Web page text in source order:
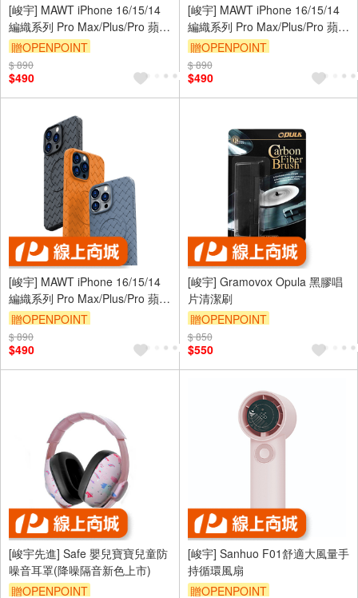
[峻宇] MAWT iPhone 16/15/14
編織系列 Pro Max/Plus/Pro 蘋果
奢華磁吸保護殼 MagSafe 升級
防滑鏡頭保護 手機保護套
贈OPENPOINT
$ 890
$490
[峻宇] MAWT iPhone 16/15/14
編織系列 Pro Max/Plus/Pro 蘋果
奢華磁吸保護殼 MagSafe 升級
防滑鏡頭保護 手機保護套
贈OPENPOINT
$ 890
$490
[峻宇] MAWT iPhone 16/15/14
編織系列 Pro Max/Plus/Pro 蘋果
奢華磁吸保護殼 MagSafe 升級
防滑鏡頭保護 手機保護套
贈OPENPOINT
$ 890
$490
[峻宇] Gramovox Opula 黑膠唱
片清潔刷
贈OPENPOINT
$ 850
$550
[峻宇先進] Safe 嬰兒寶寶兒童防
噪音耳罩(降噪隔音新色上市)
贈OPENPOINT
[峻宇] Sanhuo F01舒適大風量手
持循環風扇
贈OPENPOINT